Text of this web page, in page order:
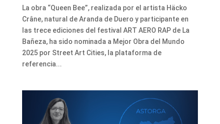
La obra “Queen Bee”, realizada por el artista Häcko
Crâne, natural de Aranda de Duero y participante en
las trece ediciones del festival ART AERO RAP de La
Bañeza, ha sido nominada a Mejor Obra del Mundo
2025 por Street Art Cities, la plataforma de
referencia...